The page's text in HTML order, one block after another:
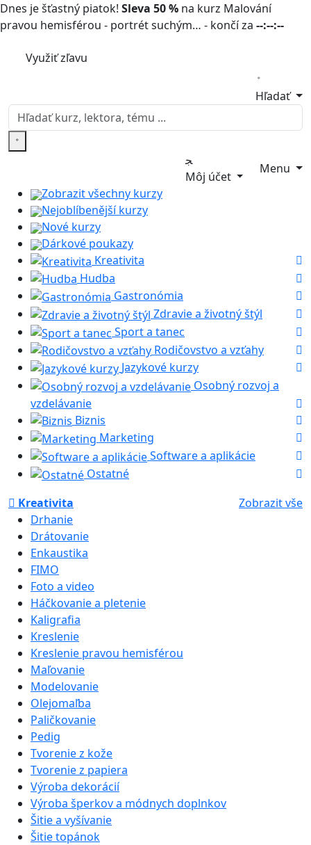
Dnes je šťastný piatok! Sleva 50 % na kurz Malování
pravou hemisférou - portrét suchým… - končí za --:--:--
Využiť zľavu
Hľadať
Môj účet
Menu
Zobrazit všechny kurzy
Nejoblíbenější kurzy
Nové kurzy
Dárkové poukazy
Kreativita
Hudba
Gastronómia
Zdravie a životný štýl
Sport a tanec
Rodičovstvo a vzťahy
Jazykové kurzy
Osobný rozvoj a
vzdelávanie
Biznis
Marketing
Software a aplikácie
Ostatné
Kreativita
Zobrazit vše
Drhanie
Drátovanie
Enkaustika
FIMO
Foto a video
Háčkovanie a pletenie
Kaligrafia
Kreslenie
Kreslenie pravou hemisférou
Maľovanie
Modelovanie
Olejomaľba
Paličkovanie
Pedig
Tvorenie z kože
Tvorenie z papiera
Výroba dekorácií
Výroba šperkov a módnych doplnkov
Šitie a vyšívanie
Šitie topánok